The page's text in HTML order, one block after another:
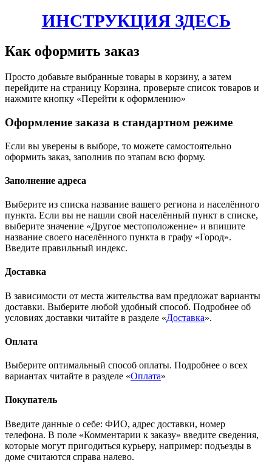
ИНСТРУКЦИЯ ЗДЕСЬ
Как оформить заказ
Просто добавьте выбранные товары в корзину, а затем
перейдите на страницу Корзина, проверьте список товаров и
нажмите кнопку «Перейти к оформлению»
Оформление заказа в стандартном режиме
Если вы уверены в выборе, то можете самостоятельно
оформить заказ, заполнив по этапам всю форму.
Заполнение адреса
Выберите из списка название вашего региона и населённого
пункта. Если вы не нашли свой населённый пункт в списке,
выберите значение «Другое местоположение» и впишите
название своего населённого пункта в графу «Город».
Введите правильный индекс.
Доставка
В зависимости от места жительства вам предложат варианты
доставки. Выберите любой удобный способ. Подробнее об
условиях доставки читайте в разделе «Доставка».
Оплата
Выберите оптимальный способ оплаты. Подробнее о всех
вариантах читайте в разделе «Оплата»
Покупатель
Введите данные о себе: ФИО, адрес доставки, номер
телефона. В поле «Комментарии к заказу» введите сведения,
которые могут пригодиться курьеру, например: подъезды в
доме считаются справа налево.